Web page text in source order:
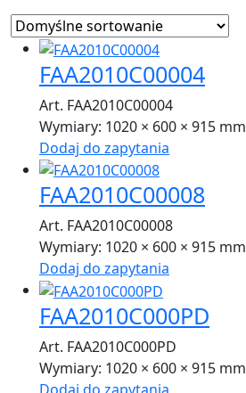
FAA2010C00004
Art. FAA2010C00004
Wymiary: 1020 × 600 × 915 mm
Dodaj do zapytania
FAA2010C00008
Art. FAA2010C00008
Wymiary: 1020 × 600 × 915 mm
Dodaj do zapytania
FAA2010C000PD
Art. FAA2010C000PD
Wymiary: 1020 × 600 × 915 mm